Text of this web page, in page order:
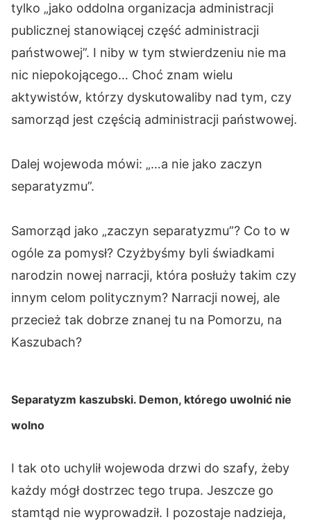
tylko „jako oddolna organizacja administracji
publicznej stanowiącej część administracji
państwowej”. I niby w tym stwierdzeniu nie ma
nic niepokojącego… Choć znam wielu
aktywistów, którzy dyskutowaliby nad tym, czy
samorząd jest częścią administracji państwowej.
Dalej wojewoda mówi: „…a nie jako zaczyn
separatyzmu”.
Samorząd jako „zaczyn separatyzmu”? Co to w
ogóle za pomysł? Czyżbyśmy byli świadkami
narodzin nowej narracji, która posłuży takim czy
innym celom politycznym? Narracji nowej, ale
przecież tak dobrze znanej tu na Pomorzu, na
Kaszubach?
Separatyzm kaszubski. Demon, którego uwolnić nie
wolno
I tak oto uchylił wojewoda drzwi do szafy, żeby
każdy mógł dostrzec tego trupa. Jeszcze go
stamtąd nie wyprowadził. I pozostaje nadzieja,